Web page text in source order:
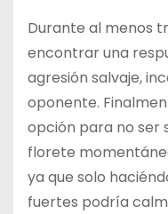
Durante al menos
encontrar una
agresión salvaje,
oponente.
opción para no ser
florete
ya que solo
fuertes podría